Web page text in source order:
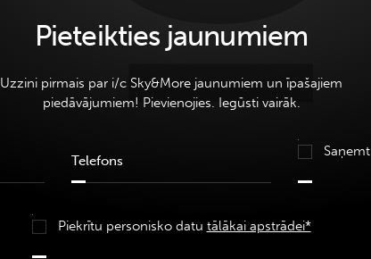
Pieteikties jaunumiem
Uzzini pirmais par i/c Sky&More jaunumiem un īpašajiem
piedāvājumiem! Pievienojies. Iegūsti vairāk.
Piekrītu personisko datu tālākai apstrādei*